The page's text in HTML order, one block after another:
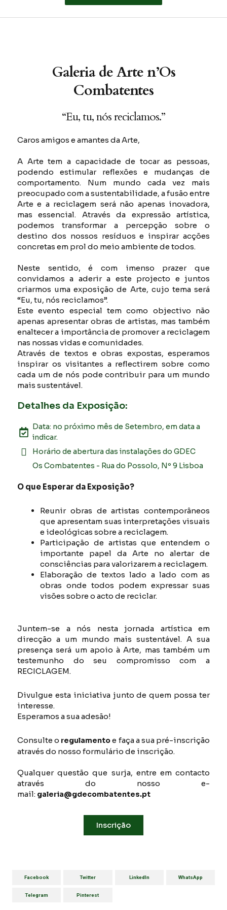
Galeria de Arte n’Os
Combatentes
“Eu, tu, nós reciclamos.”
Caros amigos e amantes da Arte,
A Arte tem a capacidade de tocar as pessoas,
podendo estimular reflexões e mudanças de
comportamento. Num mundo cada vez mais
preocupado com a sustentabilidade, a fusão entre
Arte e a reciclagem será não apenas inovadora,
mas essencial. Através da expressão artística,
podemos transformar a percepção sobre o
destino dos nossos resíduos e inspirar acções
concretas em prol do meio ambiente de todos.
Neste sentido, é com imenso prazer que
convidamos a aderir a este projecto e juntos
criarmos uma exposição de Arte, cujo tema será
“Eu, tu, nós reciclamos”.
Este evento especial tem como objectivo não
apenas apresentar obras de artistas, mas também
enaltecer a importância de promover a reciclagem
nas nossas vidas e comunidades.
Através de textos e obras expostas, esperamos
inspirar os visitantes a reflectirem sobre como
cada um de nós pode contribuir para um mundo
mais sustentável.
Detalhes da Exposição:
Data: no próximo mês de Setembro, em data a
indicar.
Horário de abertura das instalações do GDEC
Os Combatentes - Rua do Possolo, Nº 9 Lisboa
O que Esperar da Exposição?
Reunir obras de artistas contemporâneos
que apresentam suas interpretações visuais
e ideológicas sobre a reciclagem.
Participação de artistas que entendem o
importante papel da Arte no alertar de
consciências para valorizarem a reciclagem.
Elaboração de textos lado a lado com as
obras onde todos podem expressar suas
visões sobre o acto de reciclar.
Juntem-se a nós nesta jornada artística em
direcção a um mundo mais sustentável. A sua
presença será um apoio à Arte, mas também um
testemunho do seu compromisso com a
RECICLAGEM.
Divulgue esta iniciativa junto de quem possa ter
interesse.
Esperamos a sua adesão!
Consulte o regulamentoe faça a sua pré-inscrição
através do nosso formulário de inscrição.
Qualquer questão que surja, entre em contacto
através do nosso e-
mail: galeria@gdecombatentes.pt
Inscrição
Facebook Twitter LinkedIn WhatsApp
Telegram Pinterest